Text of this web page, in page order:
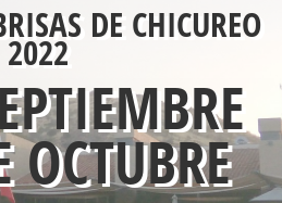
DE CHICUREO
2022